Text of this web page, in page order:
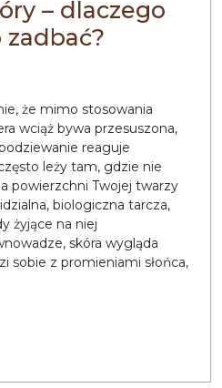
– dlaczego
że mimo stosowania
wciąż bywa przesuszona,
reaguje
leży tam, gdzie nie
powierzchni Twojej twarzy
biologiczna tarcza,
żyjące na niej
skóra wygląda
sobie z promieniami słońca,